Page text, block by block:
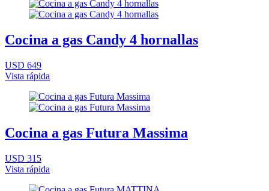
Cocina a gas Candy 4 hornallas
USD 649
Vista rápida
Cocina a gas Futura Massima
USD 315
Vista rápida